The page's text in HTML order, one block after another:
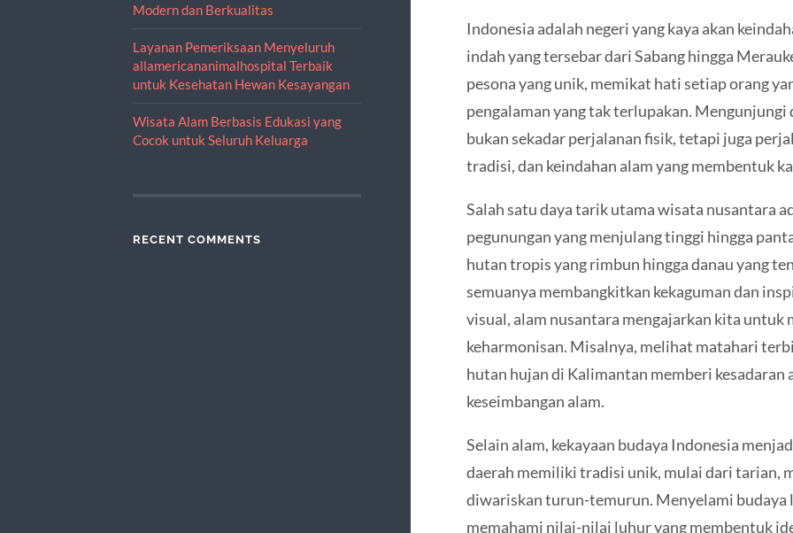
Modern dan Berkualitas
Layanan Pemeriksaan Menyeluruh
allamericananimalhospital Terbaik
untuk Kesehatan Hewan Kesayangan
Wisata Alam Berbasis Edukasi yang
Cocok untuk Seluruh Keluarga
RECENT COMMENTS
Indonesia adalah negeri yang kaya akan
indah yang tersebar dari Sabang hingga
pesona yang unik, memikat hati setiap orang
pengalaman yang tak terlupakan.
bukan sekadar perjalanan fisik, tetapi juga
tradisi, dan keindahan alam yang membentuk
Salah satu daya tarik utama wisata nusantara
pegunungan yang menjulang tinggi hingga
hutan tropis yang rimbun hingga danau yang
semuanya membangkitkan kekaguman dan
visual, alam nusantara mengajarkan kita untuk
keharmonisan. Misalnya, melihat matahari
hutan hujan di Kalimantan memberi kesadaran
keseimbangan alam.
Selain alam, kekayaan budaya Indonesia
daerah memiliki tradisi unik, mulai dari tarian,
diwariskan turun-temurun. Menyelami
memahami nilai-nilai luhur yang membentuk